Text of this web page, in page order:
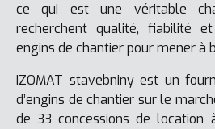
ce qui est une véritable
recherchent qualité, fiabilité
engins de chantier pour mener à
IZOMAT stavebniny est un
d’engins de chantier sur le
de 33 concessions de location